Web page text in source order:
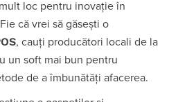
loc pentru inovație în
că vrei să găsești o
, cauți producători locali de la
un soft mai bun pentru
de a îmbunătăți afacerea.